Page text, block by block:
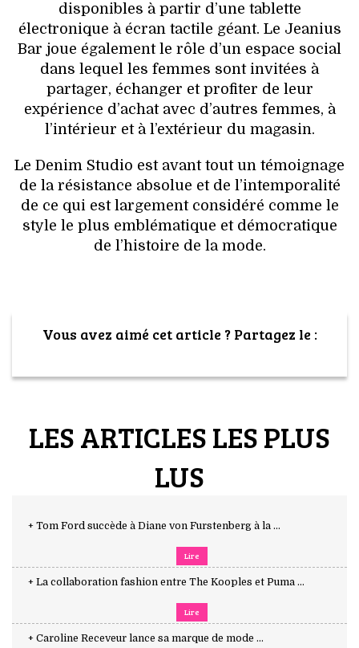
disponibles à partir d’une tablette
électronique à écran tactile géant. Le Jeanius
Bar joue également le rôle d’un espace social
dans lequel les femmes sont invitées à
partager, échanger et profiter de leur
expérience d’achat avec d’autres femmes, à
l’intérieur et à l’extérieur du magasin.
Le Denim Studio est avant tout un témoignage
de la résistance absolue et de l’intemporalité
de ce qui est largement considéré comme le
style le plus emblématique et démocratique
de l’histoire de la mode.
Vous avez aimé cet article ? Partagez le :
LES ARTICLES LES PLUS
LUS
+ Tom Ford succède à Diane von Furstenberg à la ...
Lire
+ La collaboration fashion entre The Kooples et Puma ...
Lire
+ Caroline Receveur lance sa marque de mode ...